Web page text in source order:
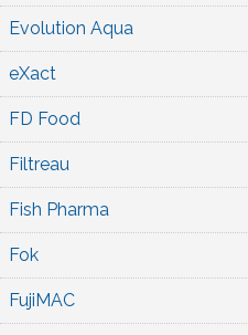
Evolution Aqua
eXact
FD Food
Filtreau
Fish Pharma
Fok
FujiMAC